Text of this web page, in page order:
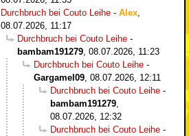
Durchbruch bei Couto Leihe - Alex
08.07.2026, 11:17
Durchbruch bei Couto Leihe -
bambam191279 08.07.2026, 11:23
Durchbruch bei Couto Leihe -
Gargamel09 08.07.2026, 12:11
Durchbruch bei Couto Leihe -
bambam191279
08.07.2026, 12:32
Durchbruch bei Couto Leihe -